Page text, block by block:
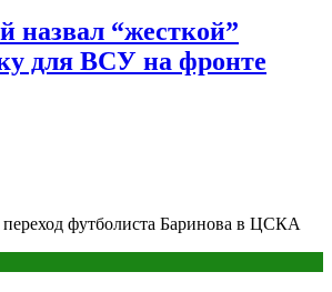
назвал “жесткой”
для ВСУ на фронте
футболиста Баринова в ЦСКА